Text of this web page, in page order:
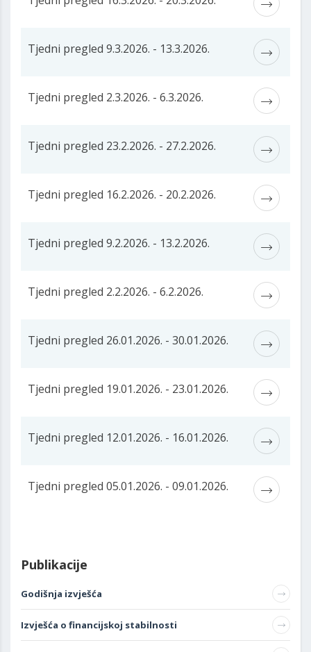
Tjedni pregled 9.3.2026. - 13.3.2026.
Tjedni pregled 2.3.2026. - 6.3.2026.
Tjedni pregled 23.2.2026. - 27.2.2026.
Tjedni pregled 16.2.2026. - 20.2.2026.
Tjedni pregled 9.2.2026. - 13.2.2026.
Tjedni pregled 2.2.2026. - 6.2.2026.
Tjedni pregled 26.01.2026. - 30.01.2026.
Tjedni pregled 19.01.2026. - 23.01.2026.
Tjedni pregled 12.01.2026. - 16.01.2026.
Tjedni pregled 05.01.2026. - 09.01.2026.
Publikacije
Godišnja izvješća
Izvješća o financijskoj stabilnosti